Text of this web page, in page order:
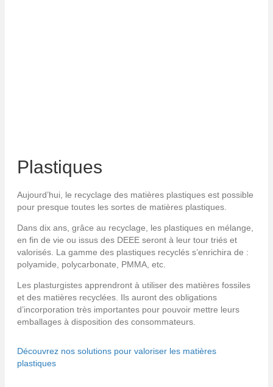
Plastiques
Aujourd’hui, le recyclage des matières plastiques est possible
pour presque toutes les sortes de matières plastiques.
Dans dix ans, grâce au recyclage, les plastiques en mélange,
en fin de vie ou issus des DEEE seront à leur tour triés et
valorisés. La gamme des plastiques recyclés s’enrichira de :
polyamide, polycarbonate, PMMA, etc.
Les plasturgistes apprendront à utiliser des matières fossiles
et des matières recyclées. Ils auront des obligations
d’incorporation très importantes pour pouvoir mettre leurs
emballages à disposition des consommateurs.
Découvrez nos solutions pour valoriser les matières
plastiques